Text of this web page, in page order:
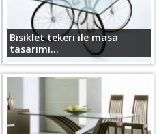
Bisiklet tekeri ile masa
tasarımı...